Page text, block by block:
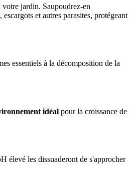
jardin. Saupoudrez-en
et autres parasites, protégeant
essentiels à la décomposition de la
idéal pour la croissance de
élevé les dissuaderont de s'approcher